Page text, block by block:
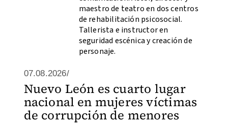
maestro de teatro en dos centros
de rehabilitación psicosocial.
Tallerista e instructor en
seguridad escénica y creación de
personaje.
07.08.2026/
Nuevo León es cuarto lugar
nacional en mujeres víctimas
de corrupción de menores